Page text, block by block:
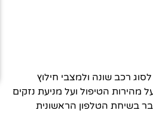
רכב שונה ולמצבי חילוץ
מהירות הטיפול ועל מניעת נזקים
בשיחת הטלפון הראשונית